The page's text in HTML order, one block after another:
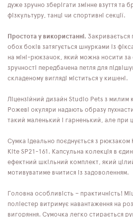
дуже зручно зберігати змінне взуття та
фізкультуру, танці чи спортивні секції.
Простота у використанні. Закривається
обох боків затягується шнурками із
на міні-рюкзачок, який можна носити
зручності передбачена петля для
складеному вигляді міститься у кишені.
Ліцензійний дизайн Studio Pets з милим
Рожеві окуляри надають образу
такий маленький і гарненький, але при
Сумка ідеально поєднується з рюкзаком
Kite SP21-161. Капсульна колекція в
ефектний шкільний комплект, який цілий
мотивуватиме вчитися із задоволенням.
Головна особливість – практичність!
поліестер витримує навантаження на
вигоряння. Сумочка легко стирається